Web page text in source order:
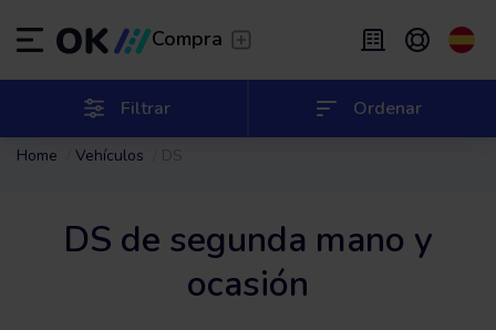
Compra
Transfer/ Deja que te lleven
Renting flexible De 2 a 9 meses
Renting
Filtrar Ordenar
Español (ES)
EN English (UK)
Home Vehículos DS
DS de segunda mano y
ocasión